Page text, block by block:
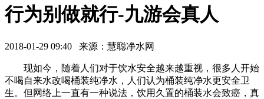
行为别做就行-九游会真人
2018-01-29 09:40 来源：慧聪净水网
现如今，随着人们对于饮水安全越来越重视，很多人开始
不喝自来水改喝桶装纯净水，人们认为桶装纯净水更安全卫
生。但网络上一直有一种说法，饮用久置的桶装水会致癌，真